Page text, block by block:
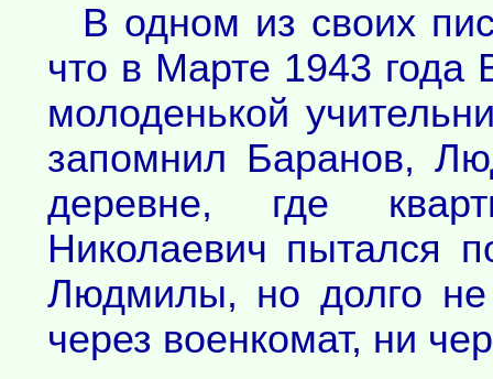
В одном из своих
что в Марте 1943 года
молоденькой
запомнил Баранов,
деревне, где
Николаевич пытался
Людмилы, но долго не
через военкомат, ни